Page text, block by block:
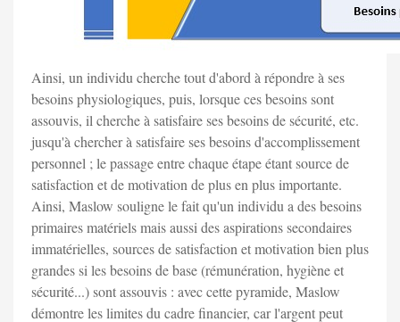
Ainsi, un individu cherche tout d'abord à répondre à ses
besoins physiologiques, puis, lorsque ces besoins sont
assouvis, il cherche à satisfaire ses besoins de sécurité, etc.
jusqu'à chercher à satisfaire ses besoins d'accomplissement
personnel ; le passage entre chaque étape étant source de
satisfaction et de motivation de plus en plus importante.
Ainsi, Maslow souligne le fait qu'un individu a des besoins
primaires matériels mais aussi des aspirations secondaires
immatérielles, sources de satisfaction et motivation bien plus
grandes si les besoins de base (rémunération, hygiène et
sécurité...) sont assouvis : avec cette pyramide, Maslow
démontre les limites du cadre financier, car l'argent peut